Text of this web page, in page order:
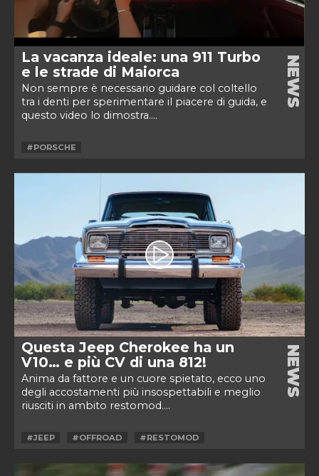
La vacanza ideale: una 911 Turbo
e le strade di Maiorca
Non sempre è necessario guidare col coltello
tra i denti per sperimentare il piacere di guida, e
questo video lo dimostra....
NEWS
#PORSCHE
Questa Jeep Cherokee ha un
V10… e più CV di una 812!
Anima da fattore e un cuore spietato, ecco uno
degli accostamenti più insospettabili e meglio
riusciti in ambito restomod....
NEWS
#JEEP #OFFROAD #RESTOMOD